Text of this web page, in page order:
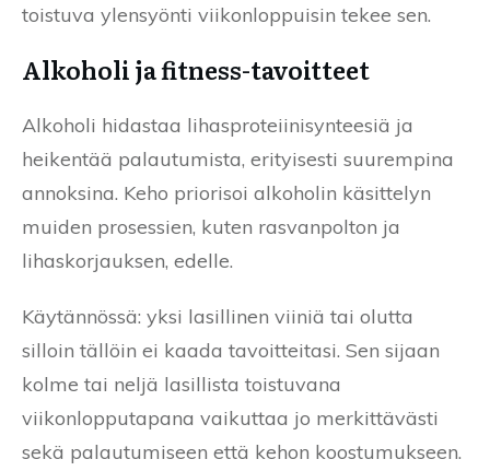
toistuva ylensyönti viikonloppuisin tekee sen.
Alkoholi ja fitness-tavoitteet
Alkoholi hidastaa lihasproteiinisynteesiä ja
heikentää palautumista, erityisesti suurempina
annoksina. Keho priorisoi alkoholin käsittelyn
muiden prosessien, kuten rasvanpolton ja
lihaskorjauksen, edelle.
Käytännössä: yksi lasillinen viiniä tai olutta
silloin tällöin ei kaada tavoitteitasi. Sen sijaan
kolme tai neljä lasillista toistuvana
viikonlopputapana vaikuttaa jo merkittävästi
sekä palautumiseen että kehon koostumukseen.